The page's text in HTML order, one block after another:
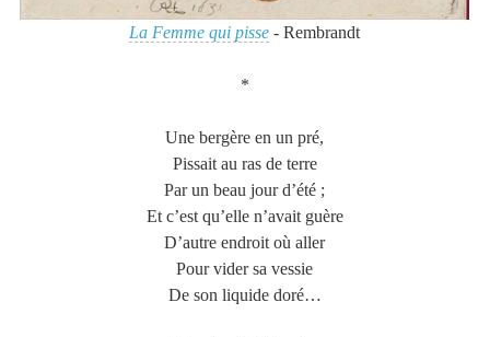
La Femme qui pisse - Rembrandt
*
Une bergère en un pré,
Pissait au ras de terre
Par un beau jour d’été ;
Et c’est qu’elle n’avait guère
D’autre endroit où aller
Pour vider sa vessie
De son liquide doré…